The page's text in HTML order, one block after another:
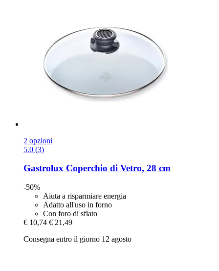
2 opzioni
5.0 (3)
Gastrolux Coperchio di Vetro, 28 cm
-50%
Aiuta a risparmiare energia
Adatto all'uso in forno
Con foro di sfiato
€ 10,74 € 21,49
Consegna entro il giorno 12 agosto